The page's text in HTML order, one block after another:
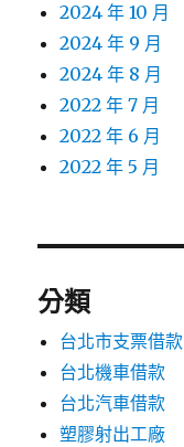
2024 年 10 月
2024 年 9 月
2024 年 8 月
2022 年 7 月
2022 年 6 月
2022 年 5 月
分類
台北市支票借款
台北機車借款
台北汽車借款
塑膠射出工廠